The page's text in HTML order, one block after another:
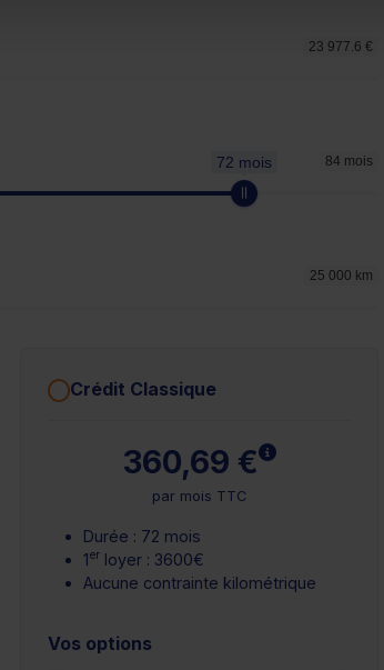
23 977.6 €
84 mois
72 mois
25 000 km
Crédit Classique
360,69 € En savoir plus
par mois TTC
Durée : 72 mois
1er loyer : 3600€
Aucune contrainte kilométrique
Vos options